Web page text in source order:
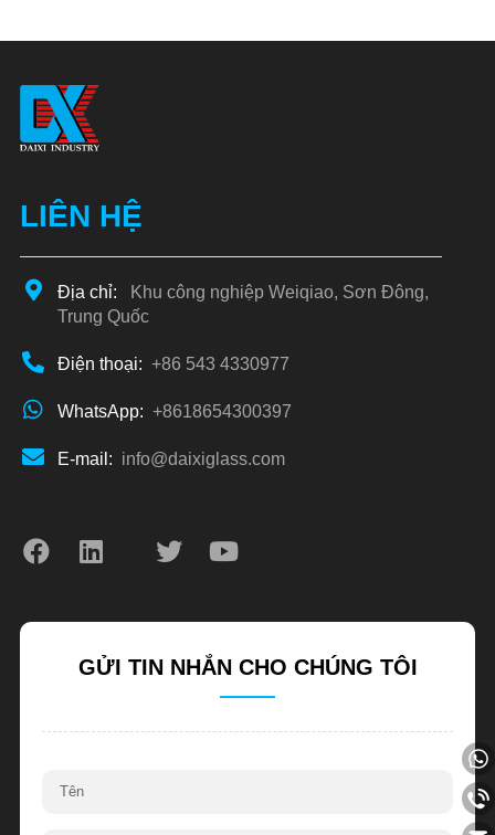
LIÊN HỆ
Địa chỉ:
Khu công nghiệp Weiqiao, Sơn Đông,
Trung Quốc
Điện thoại: +86 543 4330977
WhatsApp: +8618654300397
E-mail: info@daixiglass.com
GỬI TIN NHẮN CHO CHÚNG TÔI